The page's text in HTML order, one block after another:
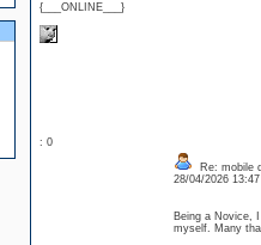
{___ONLINE___}
: 0
Re: mobile
28/04/2026
Being a Novice,
myself. Many